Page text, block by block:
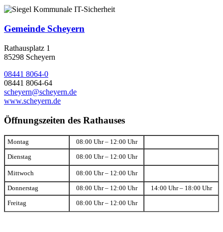
Gemeinde Scheyern
Rathausplatz 1
85298 Scheyern
08441 8064-0
08441 8064-64
scheyern@scheyern.de
www.scheyern.de
Öffnungszeiten des Rathauses
Montag 08:00 Uhr – 12:00 Uhr
Dienstag 08:00 Uhr – 12:00 Uhr
Mittwoch 08:00 Uhr – 12:00 Uhr
Donnerstag 08:00 Uhr – 12:00 Uhr 14:00 Uhr – 18:00 Uhr
Freitag 08:00 Uhr – 12:00 Uhr